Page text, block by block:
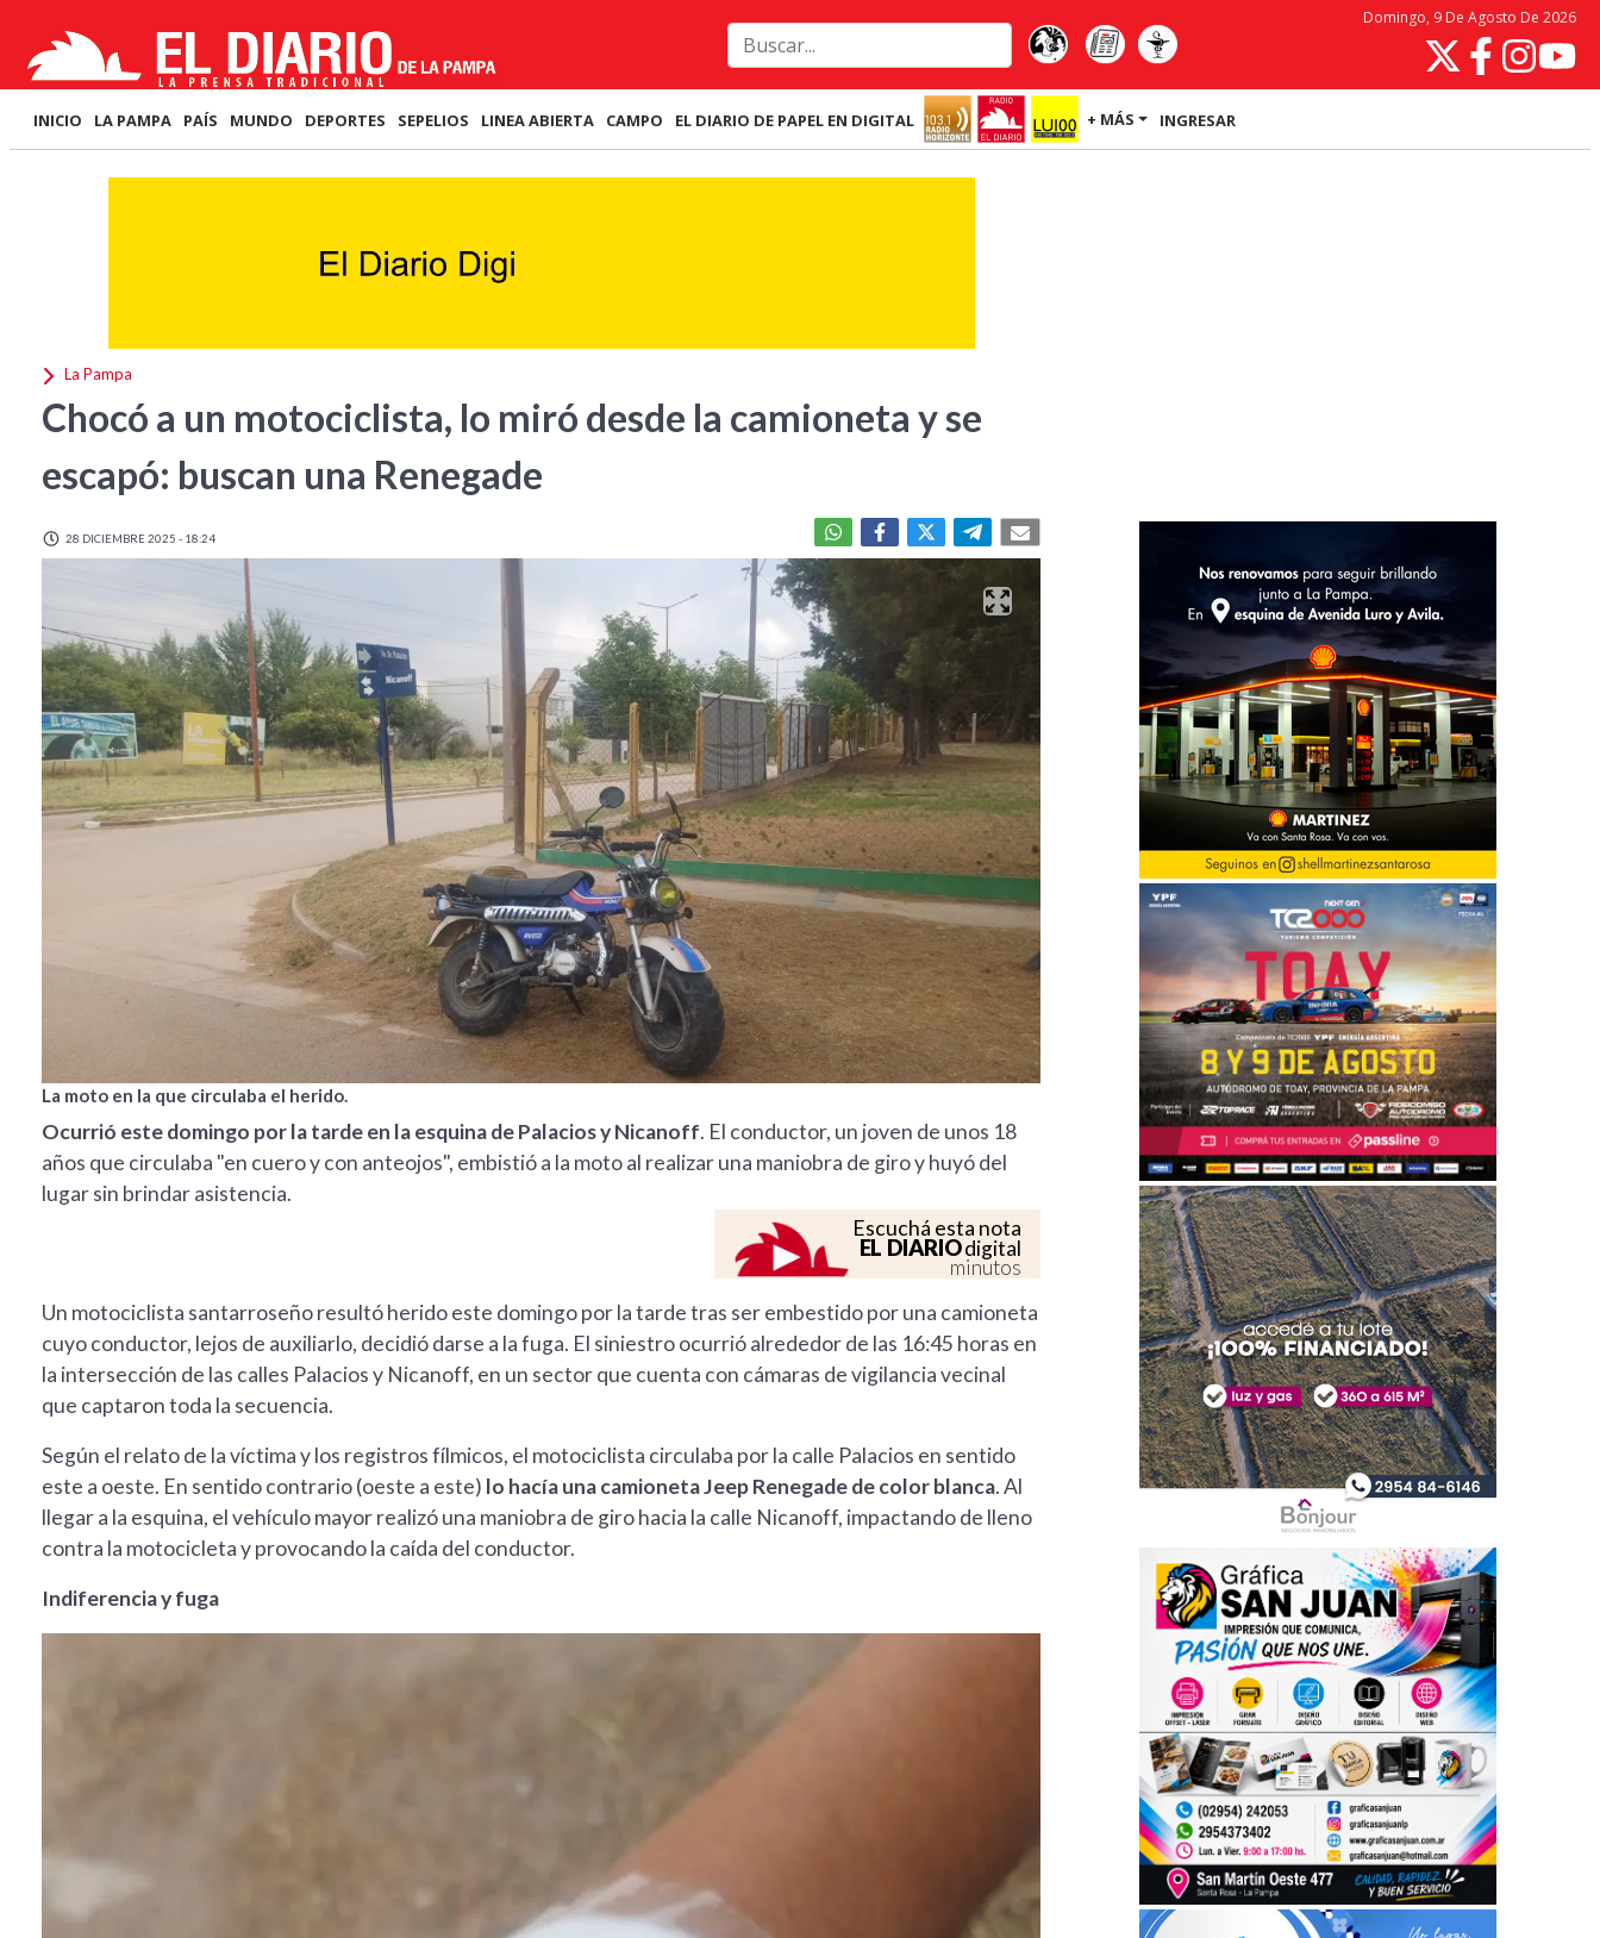
Domingo, 9 De Agosto De 2026
INICIO LA PAMPA PAÍS MUNDO DEPORTES SEPELIOS LINEA ABIERTA CAMPO EL DIARIO DE PAPEL EN DIGITAL + MÁS INGRESAR
La Pampa
Chocó a un motociclista, lo miró desde la camioneta y se
escapó: buscan una Renegade
28 DICIEMBRE 2025 - 18:24
La moto en la que circulaba el herido.
Ocurrió este domingo por la tarde en la esquina de Palacios y Nicanoff. El conductor, un joven de unos 18
años que circulaba "en cuero y con anteojos", embistió a la moto al realizar una maniobra de giro y huyó del
lugar sin brindar asistencia.
Escuchá esta nota
EL DIARIOdigital
minutos
Un motociclista santarroseño resultó herido este domingo por la tarde tras ser embestido por una camioneta
cuyo conductor, lejos de auxiliarlo, decidió darse a la fuga. El siniestro ocurrió alrededor de las 16:45 horas en
la intersección de las calles Palacios y Nicanoff, en un sector que cuenta con cámaras de vigilancia vecinal
que captaron toda la secuencia.
Según el relato de la víctima y los registros fílmicos, el motociclista circulaba por la calle Palacios en sentido
este a oeste. En sentido contrario (oeste a este) lo hacía una camioneta Jeep Renegade de color blanca. Al
llegar a la esquina, el vehículo mayor realizó una maniobra de giro hacia la calle Nicanoff, impactando de lleno
contra la motocicleta y provocando la caída del conductor.
Indiferencia y fuga